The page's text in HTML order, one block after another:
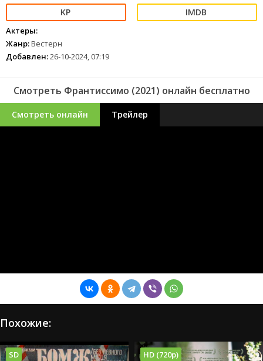
Актеры:
Жанр:Вестерн
Добавлен:26-10-2024, 07:19
Смотреть Франтиссимо (2021) онлайн бесплатно
Смотреть онлайн Трейлер
Похожие:
SD HD (720p)